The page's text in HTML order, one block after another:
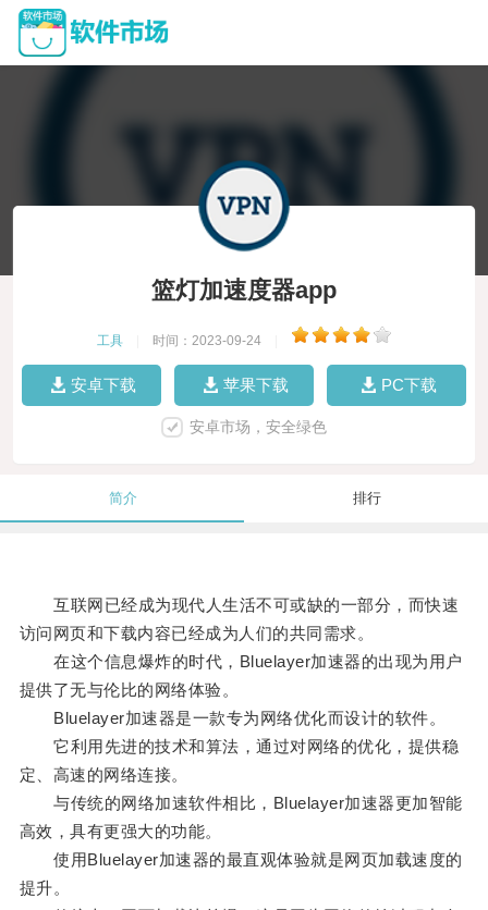
篮灯加速度器app
工具 时间：2023-09-24
安卓下载 苹果下载 PC下载
安卓市场，安全绿色
简介 排行
互联网已经成为现代人生活不可或缺的一部分，而快速
访问网页和下载内容已经成为人们的共同需求。
在这个信息爆炸的时代，Bluelayer加速器的出现为用户
提供了无与伦比的网络体验。
Bluelayer加速器是一款专为网络优化而设计的软件。
它利用先进的技术和算法，通过对网络的优化，提供稳
定、高速的网络连接。
与传统的网络加速软件相比，Bluelayer加速器更加智能
高效，具有更强大的功能。
使用Bluelayer加速器的最直观体验就是网页加载速度的
提升。